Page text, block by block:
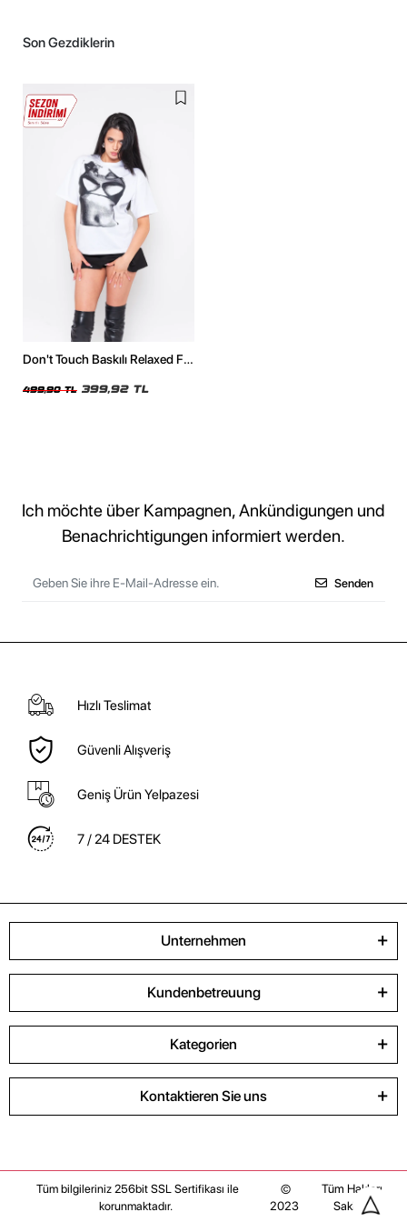
Son Gezdiklerin
Don't Touch Baskılı Relaxed Fit
499,90 TL 399,92 TL
Ich möchte über Kampagnen, Ankündigungen und
Benachrichtigungen informiert werden.
Senden
Hızlı Teslimat
Güvenli Alışveriş
Geniş Ürün Yelpazesi
7 / 24 DESTEK
Unternehmen
Kundenbetreuung
Kategorien
Kontaktieren Sie uns
Tüm bilgileriniz 256bit SSL Sertifikası ile
korunmaktadır.
©
2023
Tüm Hakları
Saklıdır